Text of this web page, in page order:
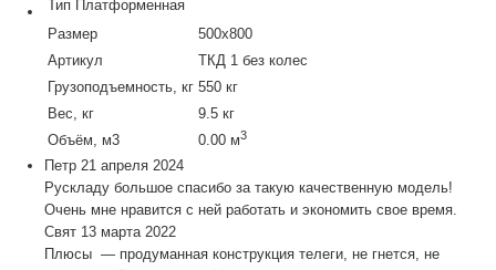
Тип Платформенная
Размер
500х800
Артикул
ТКД 1 без колес
Грузоподъемность, кг 550 кг
Вес, кг
9.5 кг
Объём, м3
0.00 м3
Петр 21 апреля 2024
Рускладу большое спасибо за такую качественную модель!
Очень мне нравится с ней работать и экономить свое время.
Свят 13 марта 2022
Плюсы — продуманная конструкция телеги, не гнется, не